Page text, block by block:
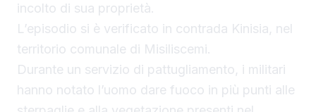
incolto di sua proprietà.
L’episodio si è verificato in contrada Kinisia, nel
territorio comunale di Misiliscemi.
Durante un servizio di pattugliamento, i militari
hanno notato l’uomo dare fuoco in più punti alle